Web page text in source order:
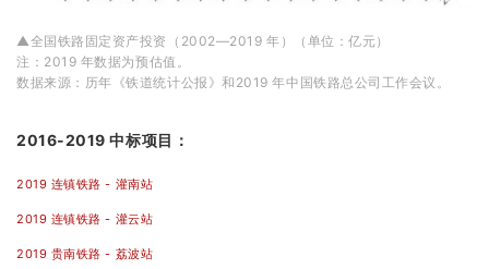
▲全国铁路固定资产投资（2002—2019 年）（单位：亿元）
注：2019 年数据为预估值。
数据来源：历年《铁道统计公报》和2019 年中国铁路总公司工作会议。
2016-2019 中标项目：
2019 连镇铁路 - 灌南站
2019 连镇铁路 - 灌云站
2019 贵南铁路 - 荔波站